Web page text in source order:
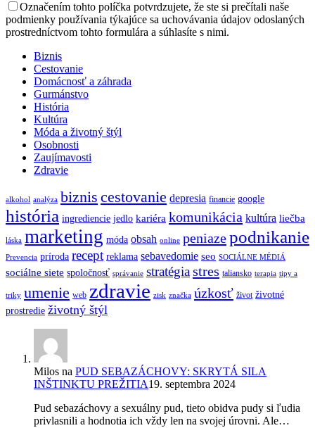
Označením tohto políčka potvrdzujete, že ste si prečítali naše
podmienky používania týkajúce sa uchovávania údajov odoslaných
prostredníctvom tohto formulára a súhlasíte s nimi.
Biznis
Cestovanie
Domácnosť a záhrada
Gurmánstvo
História
Kultúra
Móda a životný štýl
Osobnosti
Zaujímavosti
Zdravie
alkohol analýza biznis cestovanie depresia financie google
história ingrediencie jedlo kariéra komunikácia kultúra liečba
láska marketing móda obsah online peniazepodnikanie
Prevencia príroda recept reklama sebavedomie seo SOCIÁLNE MÉDIÁ
sociálne siete spoločnosť správanie stratégiastres taliansko terapia tipy a
triky umenie web zdravie zisk značka úzkosť život životné
prostredie životný štýl
Milos na PUD SEBAZÁCHOVY: SKRYTÁ SILA
INŠTINKTU PREŽITIA19. septembra 2024
Pud sebazáchovy a sexuálny pud, tieto obidva pudy si ľudia
privlasnili a hodnotia ich vždy len na svojej úrovni. Ale…